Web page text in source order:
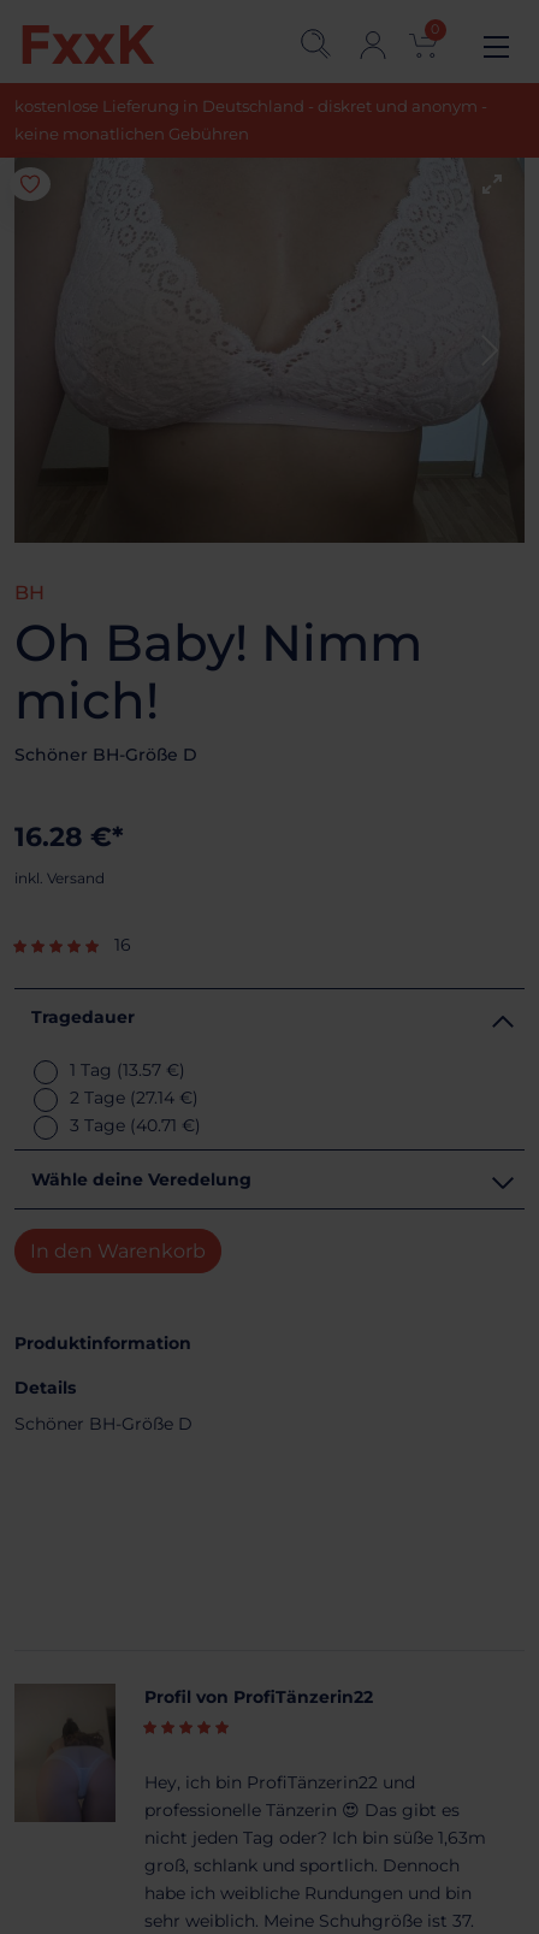
0
kostenlose Lieferung in Deutschland - diskret und anonym -
keine monatlichen Gebühren
BH
Oh Baby! Nimm
mich!
Schöner BH-Größe D
16.28 €*
inkl. Versand
16
Tragedauer
1 Tag (13.57 €)
2 Tage (27.14 €)
3 Tage (40.71 €)
Wähle deine Veredelung
In den Warenkorb
Produktinformation
Details
Schöner BH-Größe D
Profil von ProfiTänzerin22
Hey, ich bin ProfiTänzerin22 und
professionelle Tänzerin 😍 Das gibt es
nicht jeden Tag oder? Ich bin süße 1,63m
groß, schlank und sportlich. Dennoch
habe ich weibliche Rundungen und bin
sehr weiblich. Meine Schuhgröße ist 37.